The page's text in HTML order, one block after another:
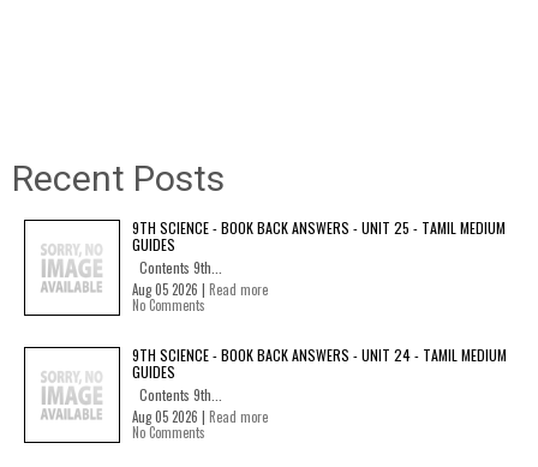
Recent Posts
9TH SCIENCE - BOOK BACK ANSWERS - UNIT 25 - TAMIL MEDIUM
GUIDES
Contents 9th...
Aug 05 2026 | Read more
No Comments
9TH SCIENCE - BOOK BACK ANSWERS - UNIT 24 - TAMIL MEDIUM
GUIDES
Contents 9th...
Aug 05 2026 | Read more
No Comments